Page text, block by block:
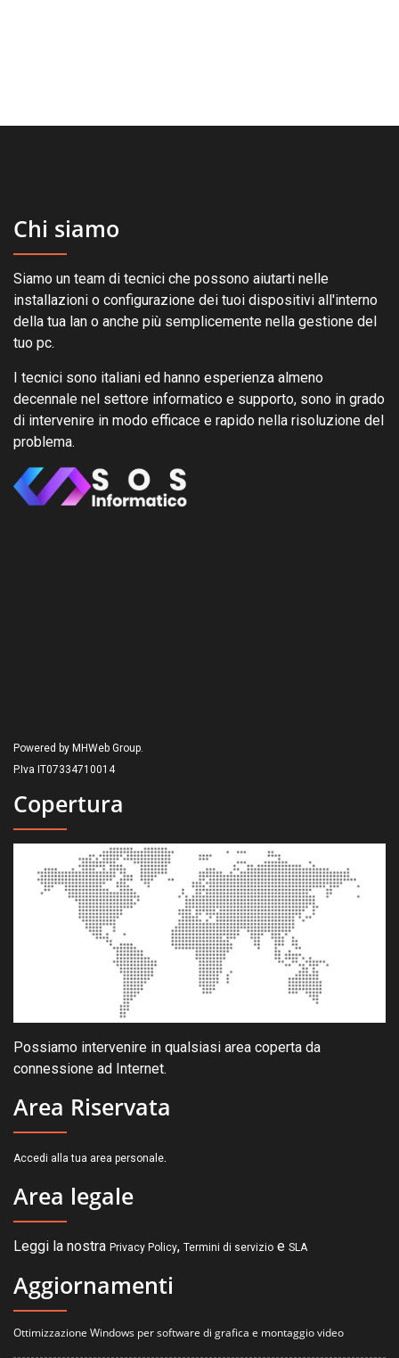
Chi siamo
Siamo un team di tecnici che possono aiutarti nelle
installazioni o configurazione dei tuoi dispositivi all'interno
della tua lan o anche più semplicemente nella gestione del
tuo pc.
I tecnici sono italiani ed hanno esperienza almeno
decennale nel settore informatico e supporto, sono in grado
di intervenire in modo efficace e rapido nella risoluzione del
problema.
Powered by MHWeb Group.
P.Iva IT07334710014
Copertura
Possiamo intervenire in qualsiasi area coperta da
connessione ad Internet.
Area Riservata
Accedi alla tua area personale.
Area legale
Leggi la nostra Privacy Policy, Termini di servizio e SLA
Aggiornamenti
Ottimizzazione Windows per software di grafica e montaggio video